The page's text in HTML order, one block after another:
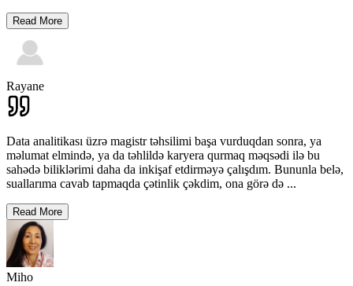
Read More
Rayane
Data analitikası üzrə magistr təhsilimi başa vurduqdan sonra, ya
məlumat elmində, ya da təhlildə karyera qurmaq məqsədi ilə bu
sahədə biliklərimi daha da inkişaf etdirməyə çalışdım. Bununla belə,
suallarıma cavab tapmaqda çətinlik çəkdim, ona görə də ...
Read More
Miho